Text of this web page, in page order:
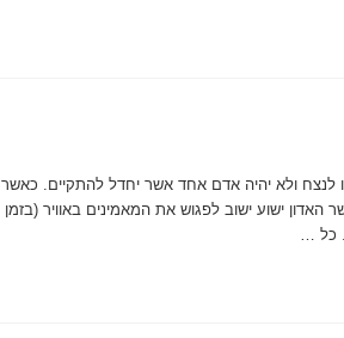
לנצח ולא יהיה אדם אחד אשר יחדל להתקיים. כאשר
האדון ישוע ישוב לפגוש את המאמינים באוויר (בזמן
כל …